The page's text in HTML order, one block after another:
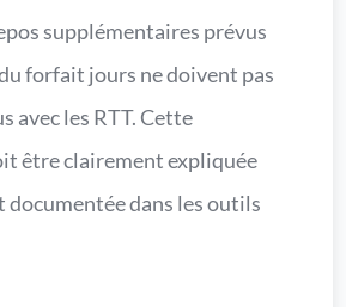
supplémentaires prévus
forfait jours ne doivent pas
avec les RTT. Cette
être clairement expliquée
documentée dans les outils